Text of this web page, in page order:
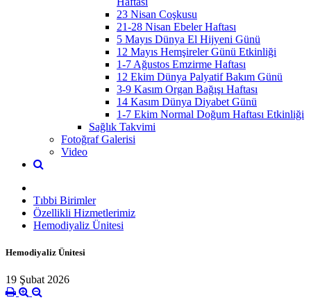
23 Nisan Coşkusu
21-28 Nisan Ebeler Haftası
5 Mayıs Dünya El Hijyeni Günü
12 Mayıs Hemşireler Günü Etkinliği
1-7 Ağustos Emzirme Haftası
12 Ekim Dünya Palyatif Bakım Günü
3-9 Kasım Organ Bağışı Haftası
14 Kasım Dünya Diyabet Günü
1-7 Ekim Normal Doğum Haftası Etkinliği
Sağlık Takvimi
Fotoğraf Galerisi
Video
Tıbbi Birimler
Özellikli Hizmetlerimiz
Hemodiyaliz Ünitesi
Hemodiyaliz Ünitesi
19 Şubat 2026